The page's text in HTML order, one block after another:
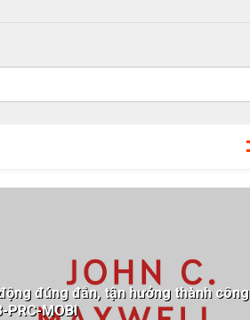
đúng đắn, tận hưởng thành công
PRC-MOBI